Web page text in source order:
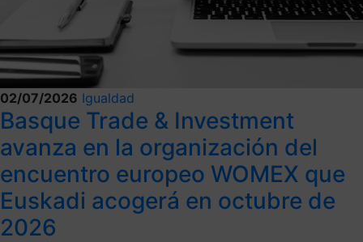
02/07/2026 Igualdad
Basque Trade & Investment
avanza en la organización del
encuentro europeo WOMEX que
Euskadi acogerá en octubre de
2026